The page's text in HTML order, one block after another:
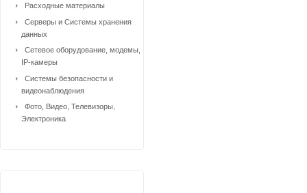
Расходные материалы
Серверы и Системы хранения
данных
Сетевое оборудование, модемы,
IP-камеры
Системы безопасности и
видеонаблюдения
Фото, Видео, Телевизоры,
Электроника